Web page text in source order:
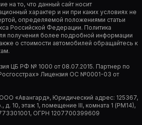
на то, что данный сайт носит
характер и ни при каких условиях не
определяемой положениями статьи
Российской Федерации. Политика
получения более подробной информации
о стоимости автомобилей обращайтесь к
ЦБ РФ № 1000 от 08.07.2015. Партнер по
Лицензия ОС №0001-03 от
ООО «Авангард», Юридический адрес: 125367,
д. 10, этаж 1, помещение III, комната 1 (РМ14),
ОГРН 1207700399609